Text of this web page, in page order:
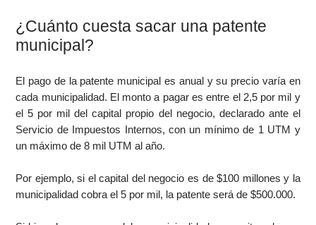
¿Cuánto cuesta sacar una patente
municipal?
El pago de la patente municipal es anual y su precio varía en
cada municipalidad. El monto a pagar es entre el 2,5 por mil y
el 5 por mil del capital propio del negocio, declarado ante el
Servicio de Impuestos Internos, con un mínimo de 1 UTM y
un máximo de 8 mil UTM al año.
Por ejemplo, si el capital del negocio es de $100 millones y la
municipalidad cobra el 5 por mil, la patente será de $500.000.